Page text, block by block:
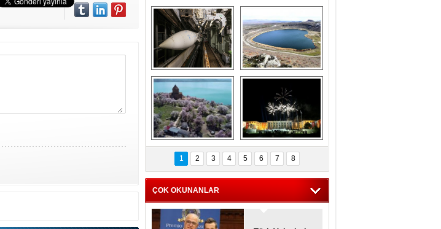
Askeri gemi
mezarlığındaki terk
edilmiş gemilerin
etkileyici
görüntüleri
Kapadokya'nın
ilkbaharda bir başka
güzel
Ziyaretçisiz kalan
Akdamar Adası
badem çiçekleri ile
görsel bir güzellik
Haftanın
fotoğrafları
1 2 3 4 5 6 7 8
ÇOK OKUNANLAR